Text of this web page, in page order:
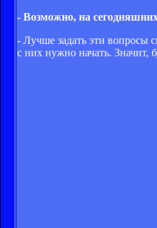
- Возможно, на сегодняшних
- Лучше задать эти вопросы
с них нужно начать. Значит,